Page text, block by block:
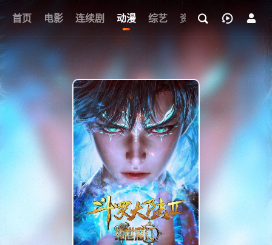
首页 电影 连续剧 动漫 综艺 资讯